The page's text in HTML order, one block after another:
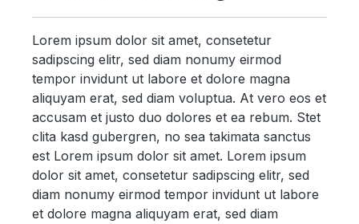
Lorem ipsum dolor sit amet, consetetur
sadipscing elitr, sed diam nonumy eirmod
tempor invidunt ut labore et dolore magna
aliquyam erat, sed diam voluptua. At vero eos et
accusam et justo duo dolores et ea rebum. Stet
clita kasd gubergren, no sea takimata sanctus
est Lorem ipsum dolor sit amet. Lorem ipsum
dolor sit amet, consetetur sadipscing elitr, sed
diam nonumy eirmod tempor invidunt ut labore
et dolore magna aliquyam erat, sed diam